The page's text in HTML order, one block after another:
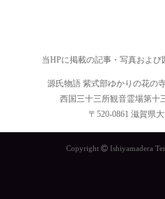
当HPに掲載の記事・写真および
源氏物語 紫式部ゆかりの花の
西国三十三所観音霊場第
〒520-0861 滋賀県
Copyright Ishiyamadera